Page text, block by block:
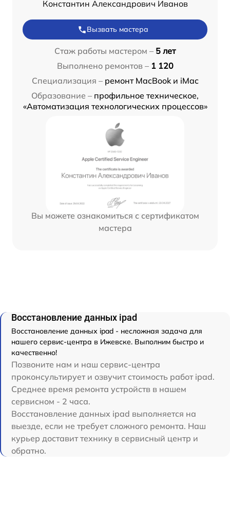
Константин Александрович Иванов
Вызвать мастера
Стаж работы мастером – 5 лет
Выполнено ремонтов – 1 120
Специализация – ремонт MacBook и iMac
Образование – профильное техническое,
«Автоматизация технологических процессов»
Вы можете ознакомиться с сертификатом
мастера
Восстановление данных ipad
Восстановление данных ipad - несложная задача для
нашего сервис-центра в Ижевске. Выполним быстро и
качественно!
Позвоните нам и наш сервис-центра
проконсультирует и озвучит стоимость работ ipad.
Среднее время ремонта устройств в нашем
сервисном - 2 часа.
Восстановление данных ipad выполняется на
выезде, если не требует сложного ремонта. Наш
курьер доставит технику в сервисный центр и
обратно.